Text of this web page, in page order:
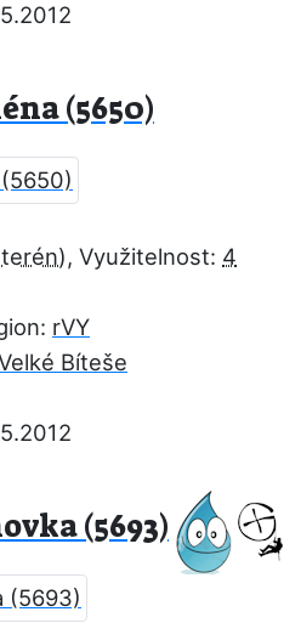
(5650)
, Využitelnost: 4
rVY
Bíteše
(5693)